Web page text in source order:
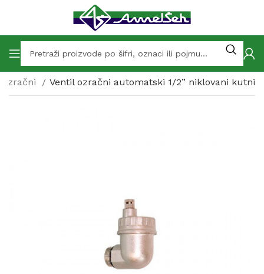
Ventil ozračni automatski 1/2” niklovani kutni